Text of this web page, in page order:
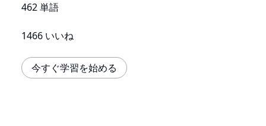
462 単語
1466 いいね
今すぐ学習を始める